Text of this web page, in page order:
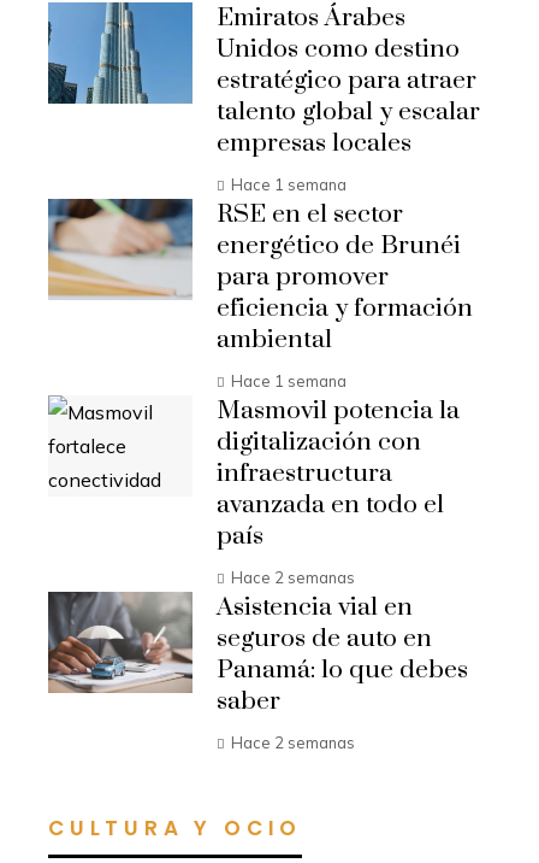
Emiratos Árabes
Unidos como destino
estratégico para atraer
talento global y escalar
empresas locales
Hace 1 semana
RSE en el sector
energético de Brunéi
para promover
eficiencia y formación
ambiental
Hace 1 semana
Masmovil potencia la
digitalización con
infraestructura
avanzada en todo el
país
Hace 2 semanas
Asistencia vial en
seguros de auto en
Panamá: lo que debes
saber
Hace 2 semanas
CULTURA Y OCIO